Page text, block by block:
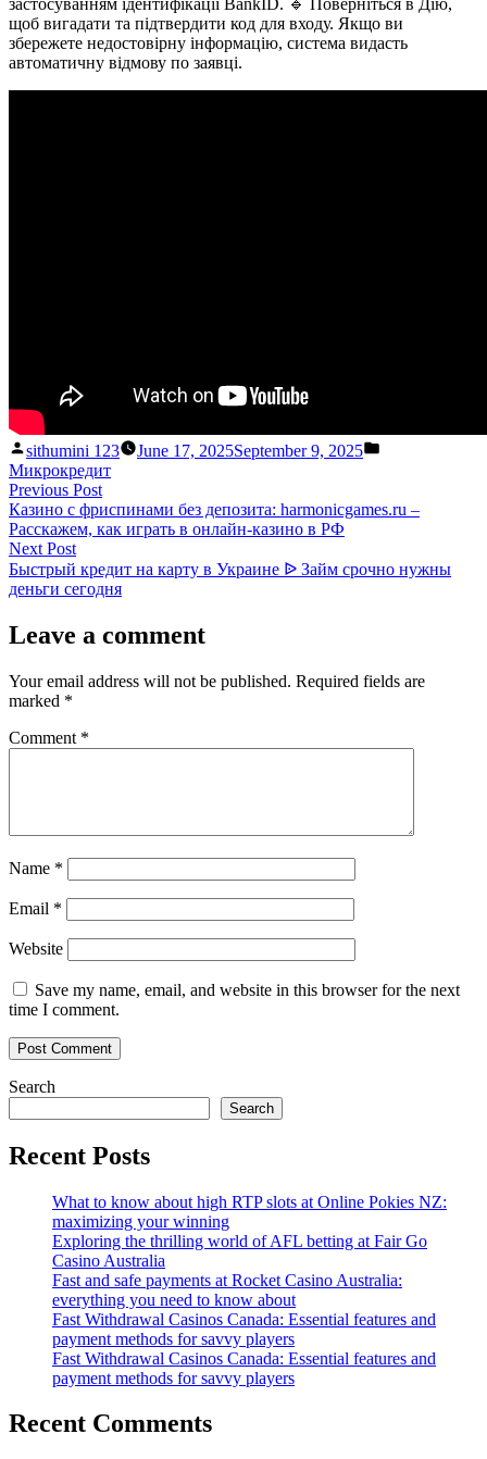
застосуванням ідентифікації BankID. 🔹 Поверніться в Дію,
щоб вигадати та підтвердити код для входу. Якщо ви
збережете недостовірну інформацію, система видасть
автоматичну відмову по заявці.
Posted
by
sithumini 123 June 17, 2025September 9, 2025
Микрокредит
Post
navigation
Previous PostPrevious
post:
Казино с фриспинами без депозита: harmonicgames.ru –
Расскажем, как играть в онлайн-казино в РФ
Next PostNext
post:
Быстрый кредит на карту в Украине ᐉ Займ срочно нужны
деньги сегодня
Leave a comment
Your email address will not be published. Required fields are
marked *
Comment *
Name *
Email *
Website
Save my name, email, and website in this browser for the next
time I comment.
Search
Search
Recent Posts
What to know about high RTP slots at Online Pokies NZ:
maximizing your winning
Exploring the thrilling world of AFL betting at Fair Go
Casino Australia
Fast and safe payments at Rocket Casino Australia:
everything you need to know about
Fast Withdrawal Casinos Canada: Essential features and
payment methods for savvy players
Fast Withdrawal Casinos Canada: Essential features and
payment methods for savvy players
Recent Comments